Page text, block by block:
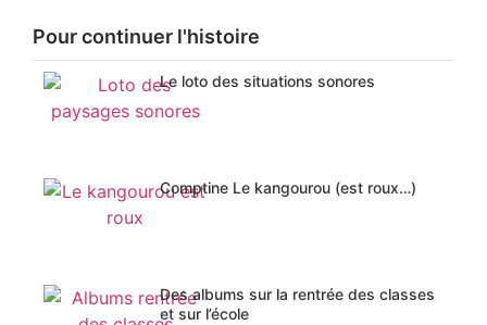
Pour continuer l'histoire
Le loto des situations sonores
Comptine Le kangourou (est roux…)
Des albums sur la rentrée des classes
et sur l’école